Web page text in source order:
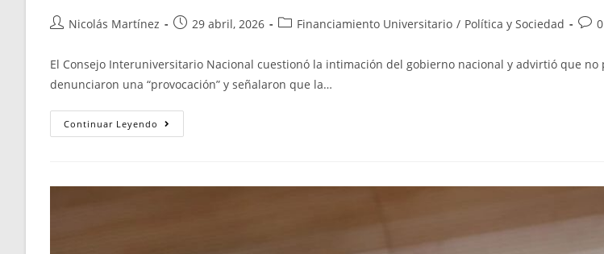
Nicolás Martínez 29 abril, 2026 Financiamiento Universitario / Política y Sociedad
El Consejo Interuniversitario Nacional cuestionó la intimación del gobierno nacional y advirtió que
denunciaron una “provocación” y señalaron que la…
Continuar Leyendo